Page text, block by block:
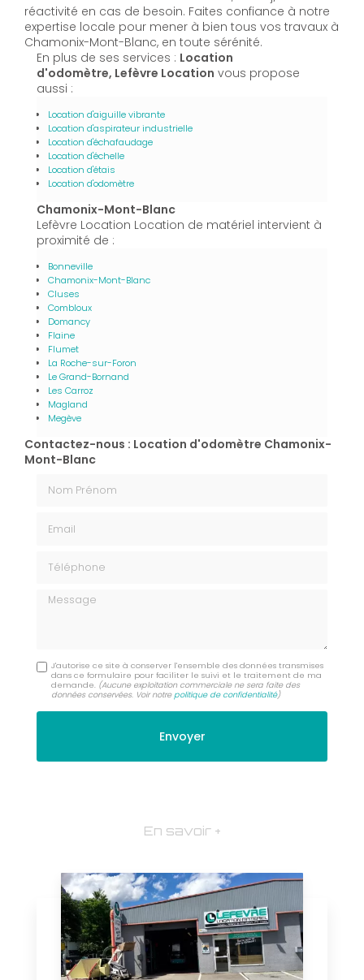
réactivité en cas de besoin. Faites confiance à notre
expertise locale pour mener à bien tous vos travaux à
Chamonix-Mont-Blanc, en toute sérénité.
En plus de ses services : Location
d'odomètre, Lefèvre Location vous propose
aussi :
Location d'aiguille vibrante
Location d'aspirateur industrielle
Location d'échafaudage
Location d'échelle
Location d'étais
Location d'odomètre
Chamonix-Mont-Blanc
Lefèvre Location Location de matériel intervient à
proximité de :
Bonneville
Chamonix-Mont-Blanc
Cluses
Combloux
Domancy
Flaine
Flumet
La Roche-sur-Foron
Le Grand-Bornand
Les Carroz
Magland
Megève
Contactez-nous : Location d'odomètre Chamonix-
Mont-Blanc
Message
J'autorise ce site à conserver l'ensemble des données transmises
dans ce formulaire pour faciliter le suivi et le traitement de ma
demande. (Aucune exploitation commerciale ne sera faite des
données conservées. Voir notrepolitique de confidentialité)
En savoir +